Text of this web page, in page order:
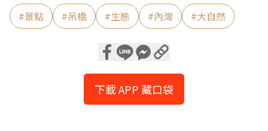
#景點 #吊橋 #生態 #內灣 #大自然
下載 APP 藏口袋